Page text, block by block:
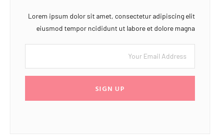
Lorem ipsum dolor sit amet, consectetur adipiscing elit
eiusmod tempor ncididunt ut labore et dolore magna
SIGN UP